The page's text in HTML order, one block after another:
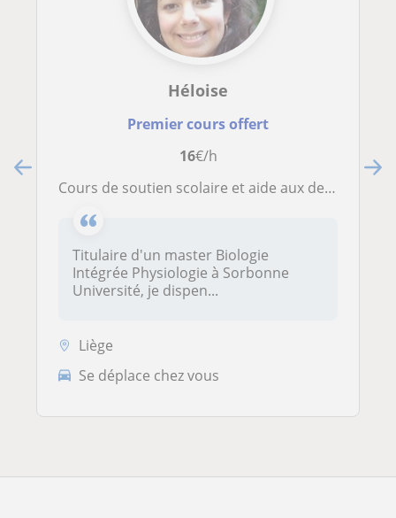
Héloise
Premier cours offert
16€/h
Cours de soutien scolaire et aide aux devoirs
Titulaire d'un master Biologie
Intégrée Physiologie à Sorbonne
Université, je dispen...
Liège
Se déplace chez vous